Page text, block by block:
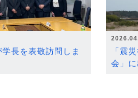
長を表敬訪問しま
「震
会」